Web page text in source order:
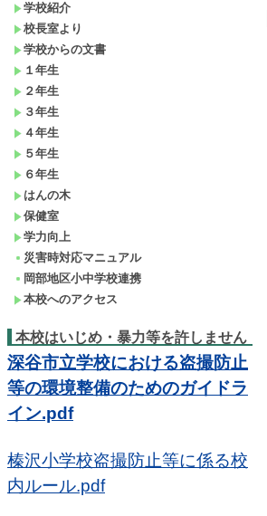
学校紹介
校長室より
学校からの文書
１年生
２年生
３年生
４年生
５年生
６年生
はんの木
保健室
学力向上
災害時対応マニュアル
岡部地区小中学校連携
本校へのアクセス
本校はいじめ・暴力等を許しません
深谷市立学校における盗撮防止
等の環境整備のためのガイドラ
イン.pdf
榛沢小学校盗撮防止等に係る校
内ルール.pdf